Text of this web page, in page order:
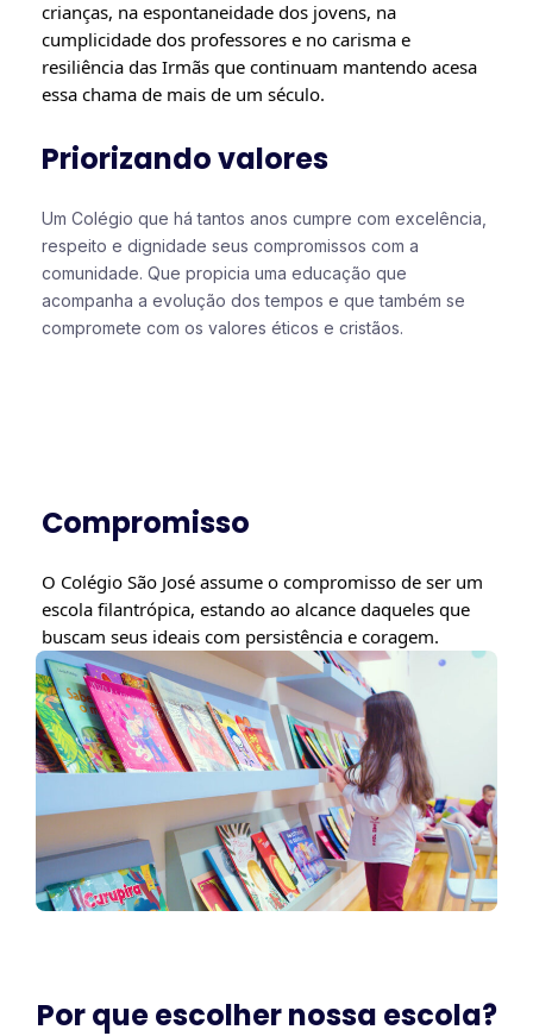
crianças, na espontaneidade dos jovens, na
cumplicidade dos professores e no carisma e
resiliência das Irmãs que continuam mantendo acesa
essa chama de mais de um século.
Priorizando valores
Um Colégio que há tantos anos cumpre com excelência,
respeito e dignidade seus compromissos com a
comunidade. Que propicia uma educação que
acompanha a evolução dos tempos e que também se
compromete com os valores éticos e cristãos.
Compromisso
O Colégio São José assume o compromisso de ser um
escola filantrópica, estando ao alcance daqueles que
buscam seus ideais com persistência e coragem.
Por que escolher nossa escola?